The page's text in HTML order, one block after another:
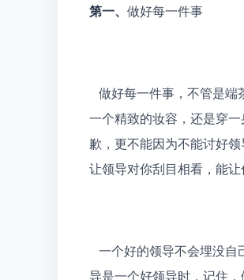
第一、 做好每一件事
一个精致的妆容，还是穿
歉，更不能因为不能讨好
让领导对你刮目相看，能
导是一个好领导时，记住